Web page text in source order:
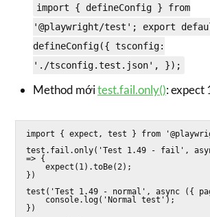
import { defineConfig } from
'@playwright/test'; export
defineConfig({ tsconfig:
'./tsconfig.test.json', });
Method mớitest.fail.only(): expect
import { expect, test } from
test.fail.only('Test 1.49 - fail',
=> {
    expect(1).toBe(2);
})
test('Test 1.49 - normal', async ({
})